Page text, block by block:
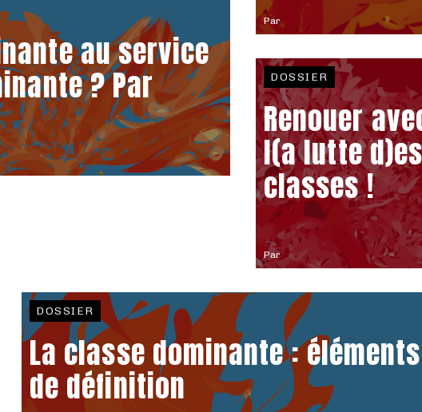
au service
? Par
Par
Par
DOSSIER
Renouer
l(a lutte
classes !
DOSSIER
La classe dominante : éléments
de définition